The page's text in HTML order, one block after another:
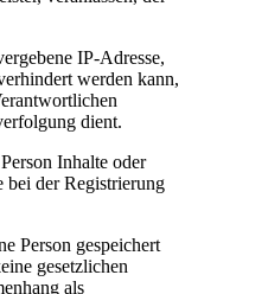
IP-Adresse,
werden kann,
dient.
Inhalte oder
bei der Registrierung
Person gespeichert
gesetzlichen
als